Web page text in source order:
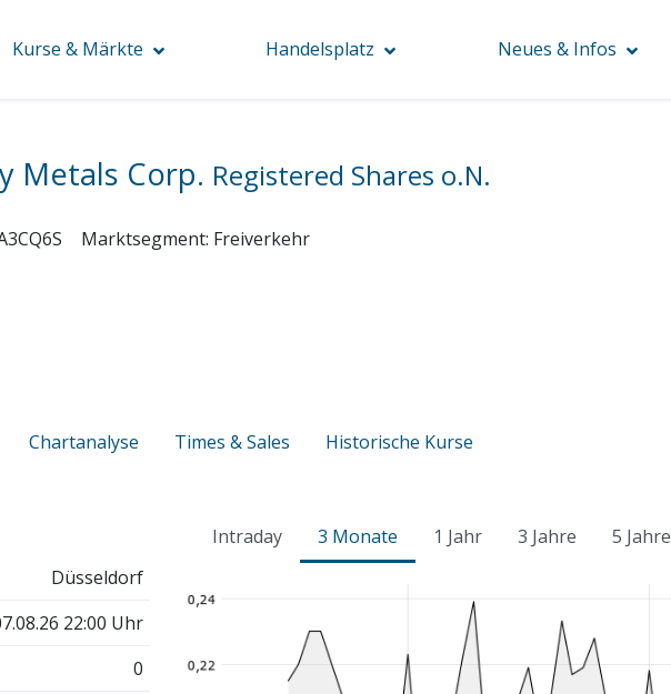
Kurse & Märkte Handelsplatz Neues & Infos
Metals Corp. Registered Shares o.N.
Marktsegment: Freiverkehr
Chartanalyse Times & Sales Historische Kurse
Düsseldorf
22:00 Uhr
0
Intraday 3 Monate 1 Jahr 3 Jahre 5 Jahre